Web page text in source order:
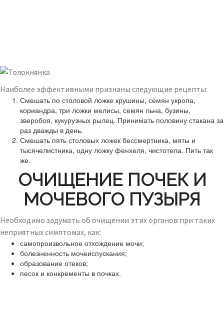
Наиболее эффективными признаны следующие рецепты:
Смешать по столовой ложке крушины, семян укропа,
кориандра, три ложки мелисы, семян льна, бузины,
зверобоя, кукурузных рылец. Принимать половину стакана за
раз дважды в день.
Смешать пять столовых ложек бессмертника, мяты и
тысячелистника, одну ложку фенхеля, чистотела. Пить так
же.
ОЧИЩЕНИЕ ПОЧЕК И
МОЧЕВОГО ПУЗЫРЯ
Необходимо задумать об очищении этих органов при таких
неприятных симптомах, как:
самопроизвольное отхождение мочи;
болезненность мочеиспускания;
образование отеков;
песок и конкременты в почках.